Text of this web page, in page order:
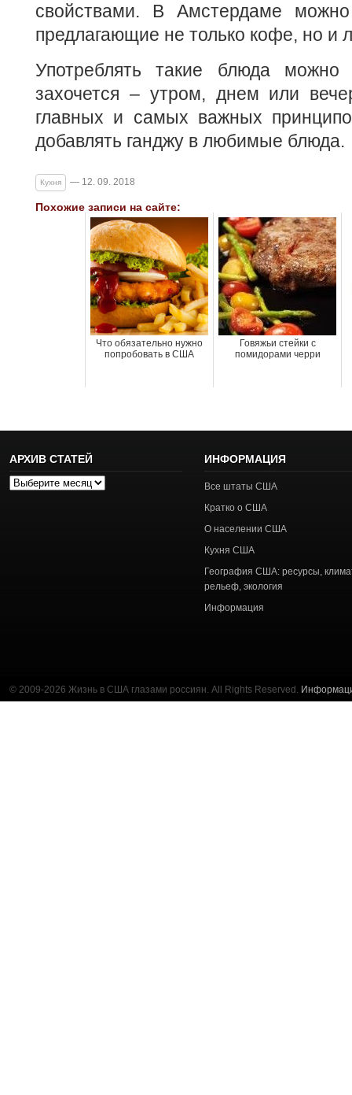
свойствами. В Амстердаме
предлагающие не только кофе, но и
Употреблять такие блюда можно
захочется – утром, днем или
главных и самых важных
добавлять ганджу в любимые блюда.
Кухня — 12. 09. 2018
Похожие записи на сайте:
Что обязательно нужно
попробовать в США
Говяжьи стейки с
помидорами черри
АРХИВ СТАТЕЙ
Архив
ИНФОРМАЦИЯ
Все штаты США
Кратко о США
О населении США
Кухня США
География США: ресурсы,
рельеф, экология
Информация
© 2009-2026 Жизнь в США глазами россиян. All Rights Reserved.